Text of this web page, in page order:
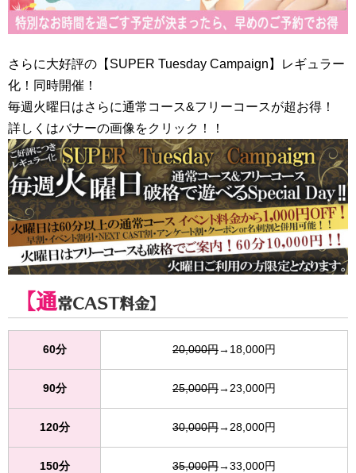
さらに大好評の【SUPER Tuesday Campaign】レギュラー
化！同時開催！
毎週火曜日はさらに通常コース&フリーコースが超お得！
詳しくはバナーの画像をクリック！！
【通常CAST料金】
60分 20,000円→18,000円
90分 25,000円→23,000円
120分 30,000円→28,000円
150分 35,000円→33,000円